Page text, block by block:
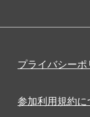
プライバシーポ
参加利用規約に